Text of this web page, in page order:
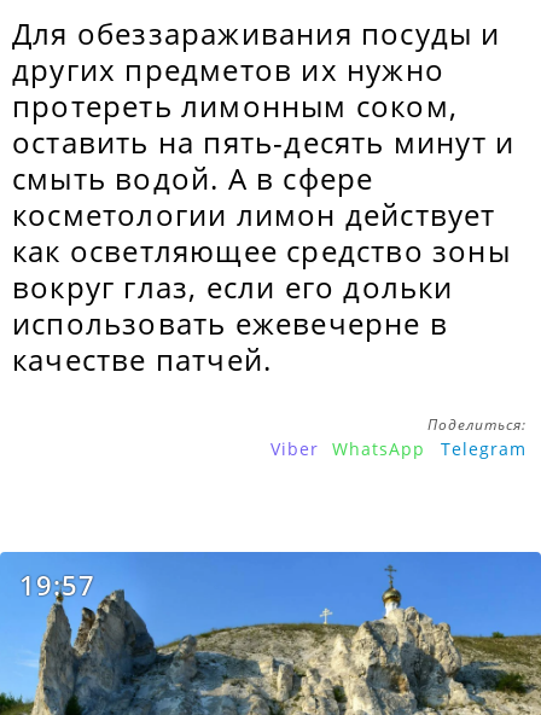
Для обеззараживания посуды и
других предметов их нужно
протереть лимонным соком,
оставить на пять-десять минут и
смыть водой. А в сфере
косметологии лимон действует
как осветляющее средство зоны
вокруг глаз, если его дольки
использовать ежевечерне в
качестве патчей.
Поделиться:
Viber WhatsApp Telegram
19:57